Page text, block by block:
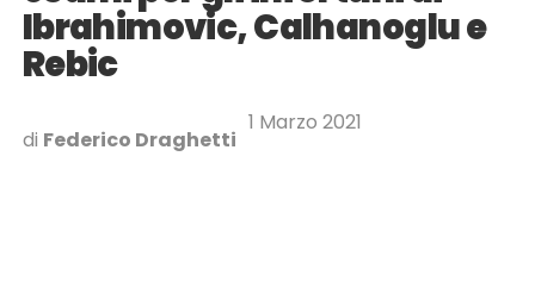
Ibrahimovic, Calhanoglu e
Rebic
di Federico Draghetti
1 Marzo 2021